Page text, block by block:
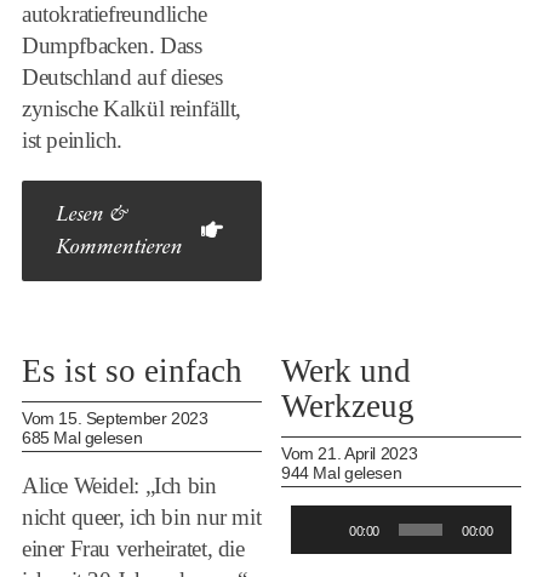
autokratiefreundliche
Dumpfbacken. Dass
Deutschland auf dieses
zynische Kalkül reinfällt,
ist peinlich.
Lesen &
Kommentieren
Es ist so einfach
Vom 15. September 2023
685 Mal gelesen
Alice Weidel: „Ich bin
nicht queer, ich bin nur mit
einer Frau verheiratet, die
Werk und
Werkzeug
Vom 21. April 2023
944 Mal gelesen
Player
00:00 00:00